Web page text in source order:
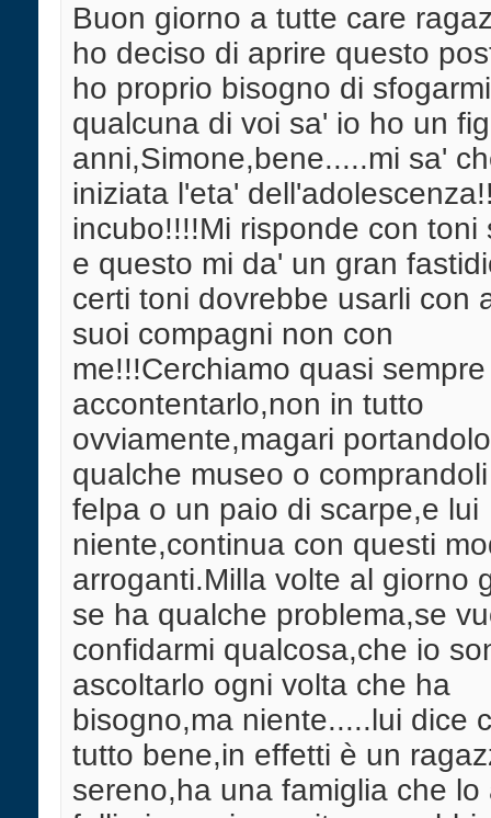
Buon giorno a tutte care
ho deciso di aprire questo
ho proprio bisogno di
qualcuna di voi sa' io ho un
anni,Simone,bene.....mi sa'
iniziata l'eta'
incubo!!!!Mi risponde con toni
e questo mi da' un gran
certi toni dovrebbe usarli con
suoi compagni non con
me!!!Cerchiamo quasi
accontentarlo,non in tutto
ovviamente,magari
qualche museo o
felpa o un paio di scarpe,e lui
niente,continua con questi
arroganti.Milla volte al giorno
se ha qualche problema,se
confidarmi qualcosa,che io
ascoltarlo ogni volta che ha
bisogno,ma niente.....lui dice
tutto bene,in effetti è un
sereno,ha una famiglia che lo